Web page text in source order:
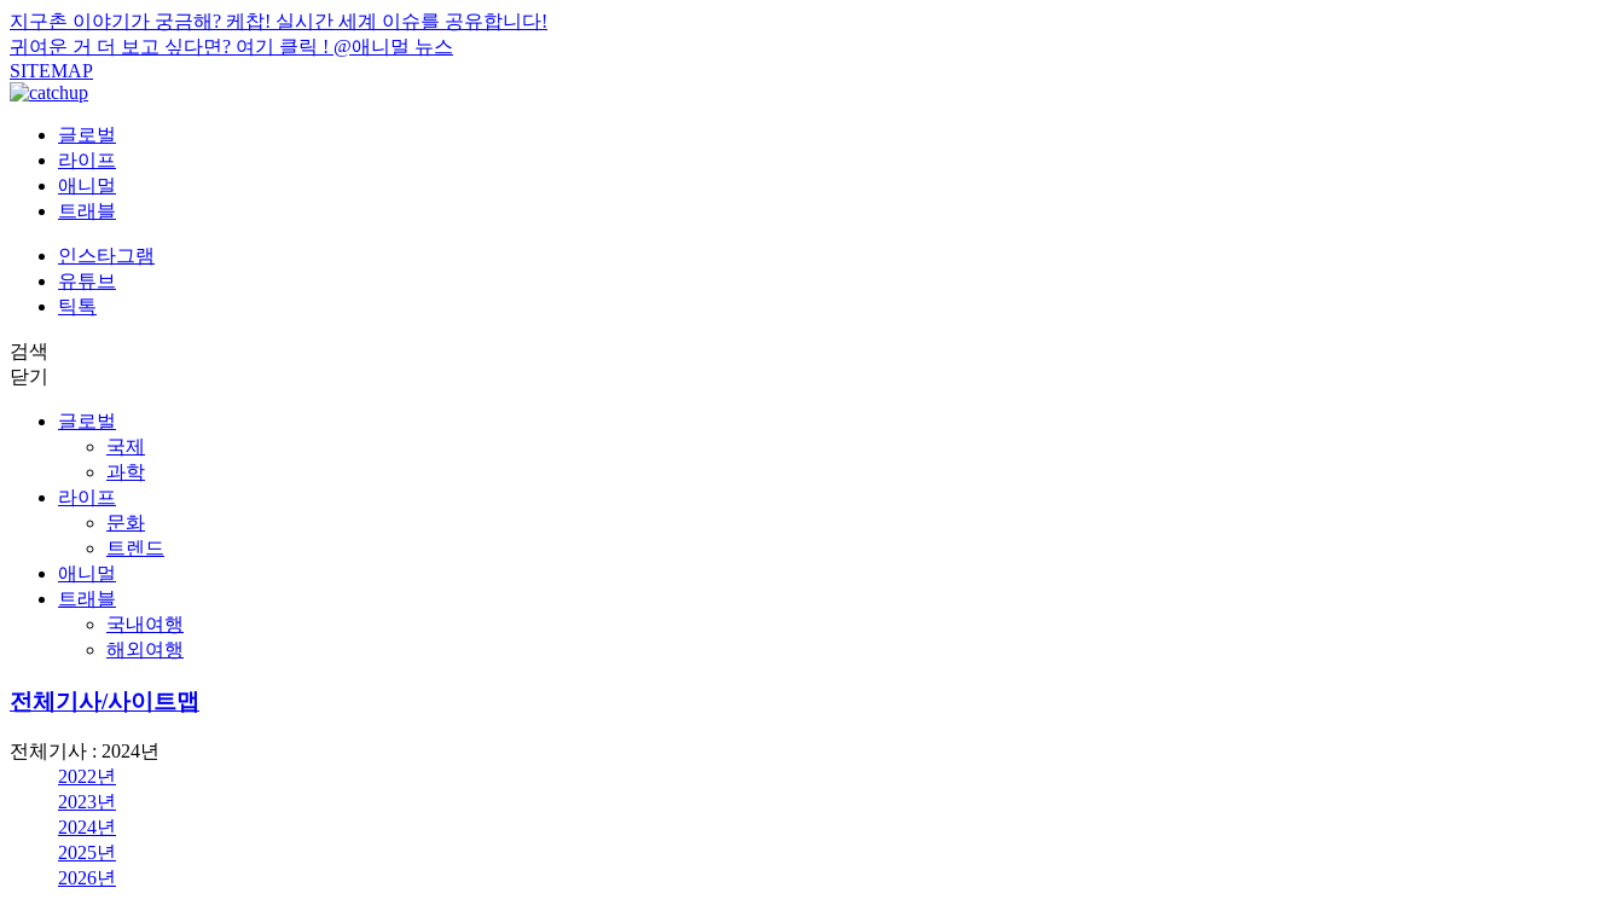
지구촌 이야기가 궁금해? 케찹! 실시간 세계 이슈를 공유합니다!
귀여운 거 더 보고 싶다면? 여기 클릭 ! @애니멀 뉴스
SITEMAP
글로벌
라이프
애니멀
트래블
인스타그램
유튜브
틱톡
검색
닫기
글로벌
국제
과학
라이프
문화
트렌드
애니멀
트래블
국내여행
해외여행
전체기사/사이트맵
전체기사 : 2024년
2022년
2023년
2024년
2025년
2026년